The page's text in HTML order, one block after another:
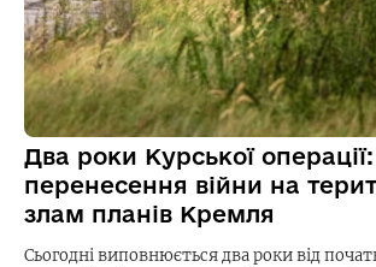
Два роки Курської операції:
перенесення війни на
злам планів Кремля
Сьогодні виповнюється два роки від